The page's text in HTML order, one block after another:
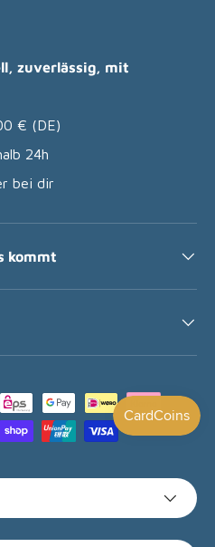
zuverlässig, mit
€ (DE)
24h
bei dir
kommt